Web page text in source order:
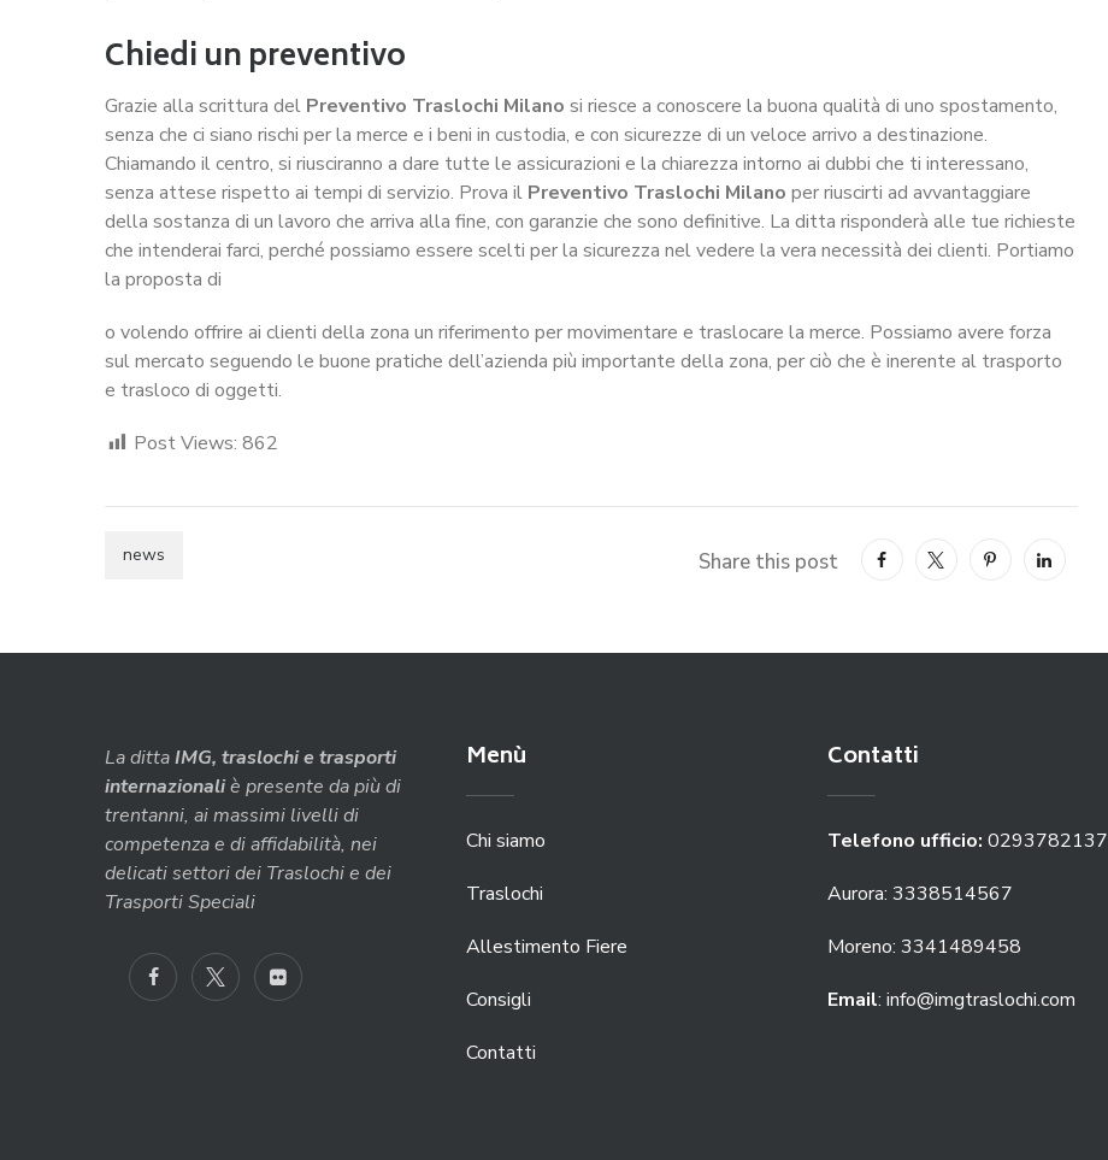
Chiedi un preventivo
Grazie alla scrittura del Preventivo Traslochi Milano si riesce a conoscere la buona qualità di uno spostamento,
senza che ci siano rischi per la merce e i beni in custodia, e con sicurezze di un veloce arrivo a destinazione.
Chiamando il centro, si riusciranno a dare tutte le assicurazioni e la chiarezza intorno ai dubbi che ti interessano,
senza attese rispetto ai tempi di servizio. Prova il Preventivo Traslochi Milano per riuscirti ad avvantaggiare
della sostanza di un lavoro che arriva alla fine, con garanzie che sono definitive. La ditta risponderà alle tue richieste
che intenderai farci, perché possiamo essere scelti per la sicurezza nel vedere la vera necessità dei clienti. Portiamo
la proposta di
o volendo offrire ai clienti della zona un riferimento per movimentare e traslocare la merce. Possiamo avere forza
sul mercato seguendo le buone pratiche dell’azienda più importante della zona, per ciò che è inerente al trasporto
e trasloco di oggetti.
Post Views: 862
news Share this post
La dittaIMG, traslochi e trasporti
internazionaliè presente da più di
trentanni, ai massimi livelli di
competenza e di affidabilità, nei
delicati settori dei Traslochi e dei
Trasporti Speciali
Menù
Chi siamo
Traslochi
Allestimento Fiere
Consigli
Contatti
Contatti
Telefono ufficio: 0293782137
Aurora: 3338514567
Moreno: 3341489458
Email: info@imgtraslochi.com